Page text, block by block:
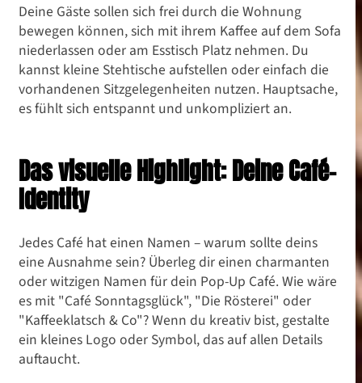
Deine Gäste sollen sich frei durch die Wohnung
bewegen können, sich mit ihrem Kaffee auf dem Sofa
niederlassen oder am Esstisch Platz nehmen. Du
kannst kleine Stehtische aufstellen oder einfach die
vorhandenen Sitzgelegenheiten nutzen. Hauptsache,
es fühlt sich entspannt und unkompliziert an.
Das visuelle Highlight: Deine Café-
Identity
Jedes Café hat einen Namen – warum sollte deins
eine Ausnahme sein? Überleg dir einen charmanten
oder witzigen Namen für dein Pop-Up Café. Wie wäre
es mit "Café Sonntagsglück", "Die Rösterei" oder
"Kaffeeklatsch & Co"? Wenn du kreativ bist, gestalte
ein kleines Logo oder Symbol, das auf allen Details
auftaucht.